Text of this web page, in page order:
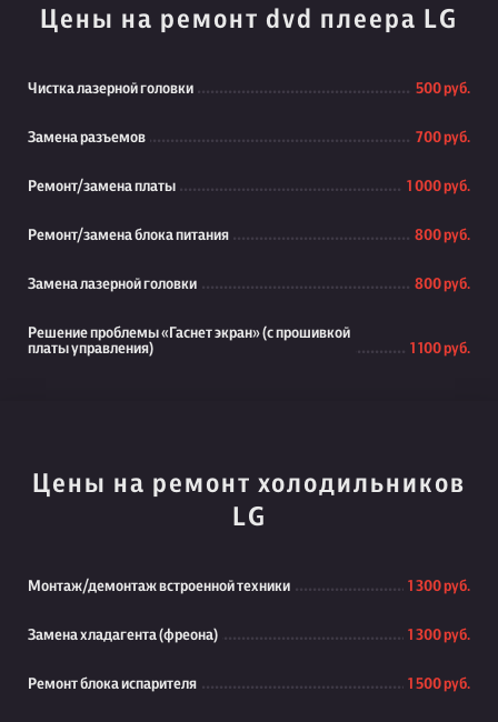
Цены на ремонт dvd плеера LG
Чистка лазерной головки 500 руб.
Замена разъемов 700 руб.
Ремонт/замена платы 1 000 руб.
Ремонт/замена блока питания 800 руб.
Замена лазерной головки 800 руб.
Решение проблемы «Гаснет экран» (с прошивкой
платы управления)
1 100 руб.
Цены на ремонт холодильников
LG
Монтаж/демонтаж встроенной техники 1 300 руб.
Замена хладагента (фреона) 1 300 руб.
Ремонт блока испарителя 1 500 руб.